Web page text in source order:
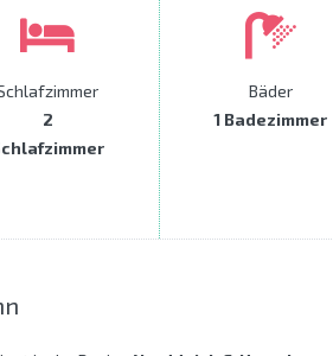
2
Bäder
1 Badezimmer